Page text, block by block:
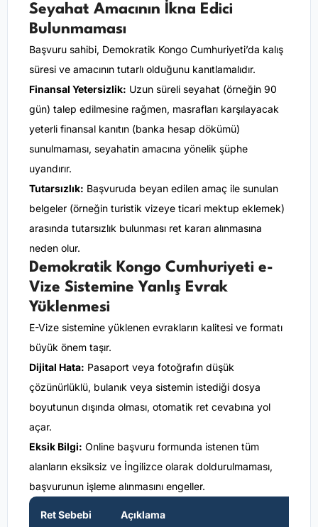
Seyahat Amacının İkna Edici
Bulunmaması
Başvuru sahibi, Demokratik Kongo Cumhuriyeti’da kalış
süresi ve amacının tutarlı olduğunu kanıtlamalıdır.
Finansal Yetersizlik: Uzun süreli seyahat (örneğin 90
gün) talep edilmesine rağmen, masrafları karşılayacak
yeterli finansal kanıtın (banka hesap dökümü)
sunulmaması, seyahatin amacına yönelik şüphe
uyandırır.
Tutarsızlık: Başvuruda beyan edilen amaç ile sunulan
belgeler (örneğin turistik vizeye ticari mektup eklemek)
arasında tutarsızlık bulunması ret kararı alınmasına
neden olur.
Demokratik Kongo Cumhuriyeti e-
Vize Sistemine Yanlış Evrak
Yüklenmesi
E-Vize sistemine yüklenen evrakların kalitesi ve formatı
büyük önem taşır.
Dijital Hata: Pasaport veya fotoğrafın düşük
çözünürlüklü, bulanık veya sistemin istediği dosya
boyutunun dışında olması, otomatik ret cevabına yol
açar.
Eksik Bilgi: Online başvuru formunda istenen tüm
alanların eksiksiz ve İngilizce olarak doldurulmaması,
başvurunun işleme alınmasını engeller.
Ret Sebebi Açıklama